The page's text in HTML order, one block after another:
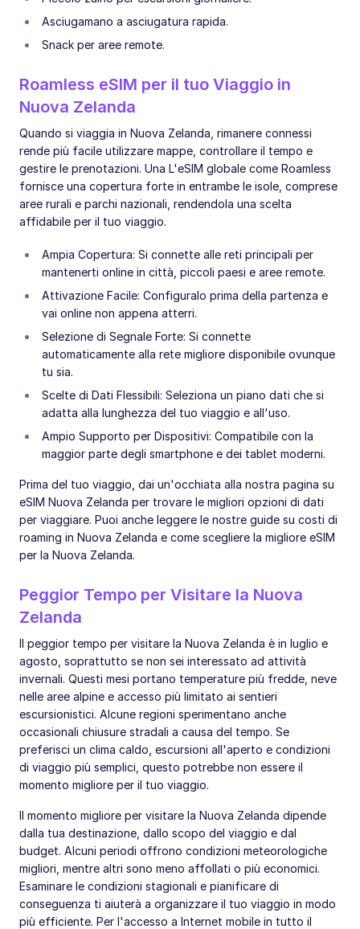
Asciugamano a asciugatura rapida.
Snack per aree remote.
Roamless eSIM per il tuo Viaggio in
Nuova Zelanda
Quando si viaggia in Nuova Zelanda, rimanere connessi
rende più facile utilizzare mappe, controllare il tempo e
gestire le prenotazioni. Una L'eSIM globale come Roamless
fornisce una copertura forte in entrambe le isole, comprese
aree rurali e parchi nazionali, rendendola una scelta
affidabile per il tuo viaggio.
Ampia Copertura: Si connette alle reti principali per
mantenerti online in città, piccoli paesi e aree remote.
Attivazione Facile: Configuralo prima della partenza e
vai online non appena atterri.
Selezione di Segnale Forte: Si connette
automaticamente alla rete migliore disponibile ovunque
tu sia.
Scelte di Dati Flessibili: Seleziona un piano dati che si
adatta alla lunghezza del tuo viaggio e all'uso.
Ampio Supporto per Dispositivi: Compatibile con la
maggior parte degli smartphone e dei tablet moderni.
Prima del tuo viaggio, dai un'occhiata alla nostra pagina su
eSIM Nuova Zelanda per trovare le migliori opzioni di dati
per viaggiare. Puoi anche leggere le nostre guide su costi di
roaming in Nuova Zelanda e come scegliere la migliore eSIM
per la Nuova Zelanda.
Peggior Tempo per Visitare la Nuova
Zelanda
Il peggior tempo per visitare la Nuova Zelanda è in luglio e
agosto, soprattutto se non sei interessato ad attività
invernali. Questi mesi portano temperature più fredde, neve
nelle aree alpine e accesso più limitato ai sentieri
escursionistici. Alcune regioni sperimentano anche
occasionali chiusure stradali a causa del tempo. Se
preferisci un clima caldo, escursioni all'aperto e condizioni
di viaggio più semplici, questo potrebbe non essere il
momento migliore per il tuo viaggio.
Il momento migliore per visitare la Nuova Zelanda dipende
dalla tua destinazione, dallo scopo del viaggio e dal
budget. Alcuni periodi offrono condizioni meteorologiche
migliori, mentre altri sono meno affollati o più economici.
Esaminare le condizioni stagionali e pianificare di
conseguenza ti aiuterà a organizzare il tuo viaggio in modo
più efficiente. Per l'accesso a Internet mobile in tutto il